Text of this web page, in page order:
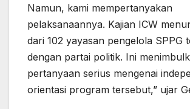
Namun, kami mempertanyakan
pelaksanaannya. Kajian ICW
dari 102 yayasan pengelola SPPG
dengan partai politik. Ini
pertanyaan serius mengenai
orientasi program tersebut,” ujar